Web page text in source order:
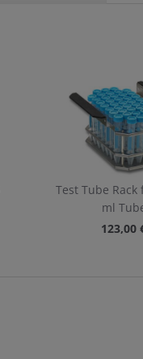
Test Tube Rack
ml
123,00